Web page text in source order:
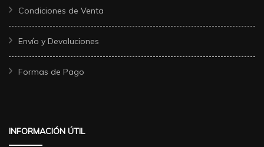
Condiciones de Venta
Envío y Devoluciones
Formas de Pago
INFORMACIÓN ÚTIL